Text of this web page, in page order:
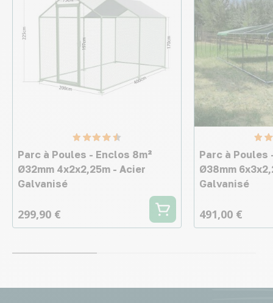
Parc à Poules - Enclos 8m²
Ø32mm 4x2x2,25m - Acier
Galvanisé
299,90 €
Parc à Poules
Ø38mm
Galvanisé
491,00 €